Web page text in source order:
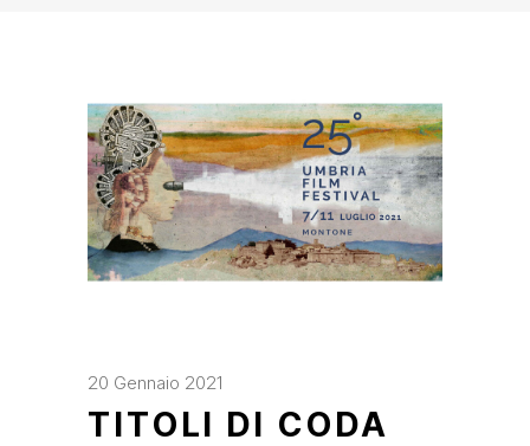
20 Gennaio 2021
TITOLI DI CODA